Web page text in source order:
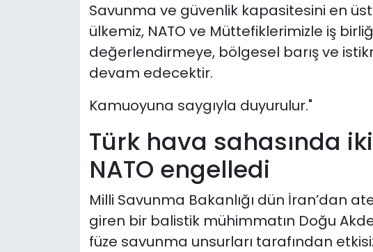
Savunma ve güvenlik kapasitesini en
ülkemiz, NATO ve Müttefiklerimizle iş
değerlendirmeye, bölgesel barış ve
devam edecektir.
Kamuoyuna saygıyla duyurulur."
Türk hava sahasında
NATO engelledi
Milli Savunma Bakanlığı dün İran’dan
giren bir balistik mühimmatın Doğu
füze savunma unsurları tarafından